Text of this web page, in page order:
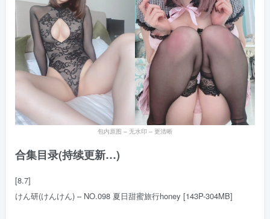
包内原图 – 无水印 – 更清晰
合集目录(持续更新…)
[8.7]
けん研(けんけん) – NO.098 夏日甜蜜旅行honey [143P-304MB]